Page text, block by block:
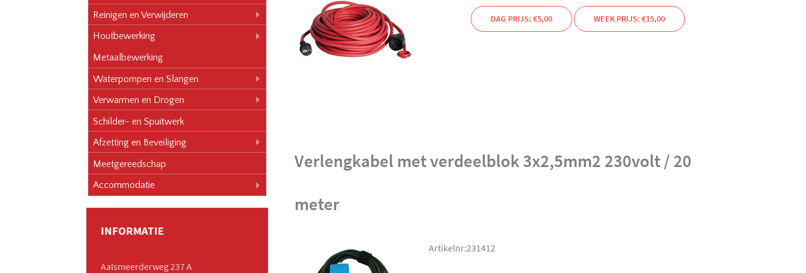
Reinigen en Verwijderen
Houtbewerking
Metaalbewerking
Waterpompen en Slangen
Verwarmen en Drogen
Schilder- en Spuitwerk
Afzetting en Beveiliging
Meetgereedschap
Accommodatie
INFORMATIE
Aalsmeerderweg 237 A
DAG PRIJS: €5,00 WEEK PRIJS: €15,00
Verlengkabel met verdeelblok 3x2,5mm2 230volt / 20
meter
Artikelnr:231412